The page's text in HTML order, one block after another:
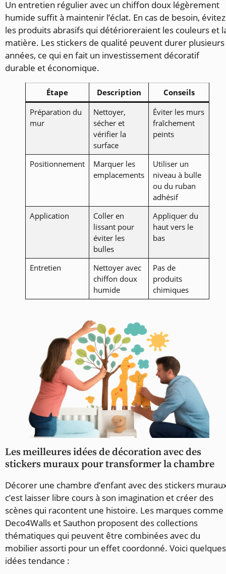
Un entretien régulier avec un chiffon doux légèrement
humide suffit à maintenir l’éclat. En cas de besoin, évitez
les produits abrasifs qui détérioreraient les couleurs et
matière. Les stickers de qualité peuvent durer plusieurs
années, ce qui en fait un investissement décoratif
durable et économique.
Étape Description
Conseils
Préparation du
mur
Nettoyer,
sécher et
vérifier la
surface
Éviter les murs
fraîchement
peints
Positionnement
Marquer les
emplacements
Utiliser un
niveau à bulle
ou du ruban
adhésif
Application
Coller en
lissant pour
éviter les
bulles
Appliquer du
haut vers le
bas
Entretien
Nettoyer avec
chiffon doux
humide
Pas de
produits
chimiques
Les meilleures idées de décoration avec des
stickers muraux pour transformer la chambre
Décorer une chambre d’enfant avec des stickers
c’est laisser libre cours à son imagination et créer des
scènes qui racontent une histoire. Les marques comme
Deco4Walls et Sauthon proposent des collections
thématiques qui peuvent être combinées avec du
mobilier assorti pour un effet coordonné. Voici quelques
idées tendance :